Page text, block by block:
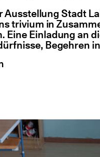
Ausstellung Stadt
trivium in
Eine Einladung an
Begehren